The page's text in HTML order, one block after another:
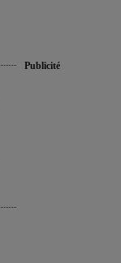
Publicité